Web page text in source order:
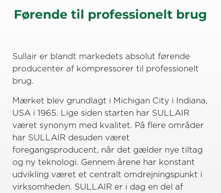
Førende til professionelt brug
Sullair er blandt markedets absolut førende
producenter af kompressorer til professionelt
brug.
Mærket blev grundlagt i Michigan City i Indiana,
USA i 1965. Lige siden starten har SULLAIR
været synonym med kvalitet. På flere områder
har SULLAIR desuden været
foregangsproducent, når det gælder nye tiltag
og ny teknologi. Gennem årene har konstant
udvikling været et centralt omdrejningspunkt i
virksomheden. SULLAIR er i dag en del af